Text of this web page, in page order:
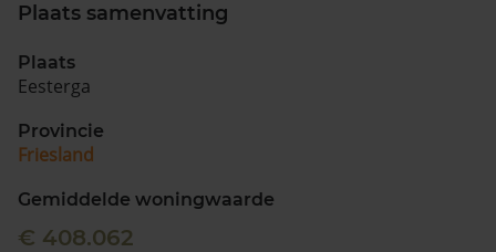
Zoek een woning
088 220 4200
Maandag t/m vrijdag - 08:00 -18:00
Plaats samenvatting
Plaats
Eesterga
Provincie
Friesland
Gemiddelde woningwaarde
€ 408.062